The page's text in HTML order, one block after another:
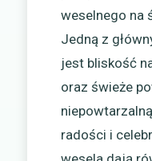
weselnego na
Jedną z
jest bliskość
oraz świeże
radości i